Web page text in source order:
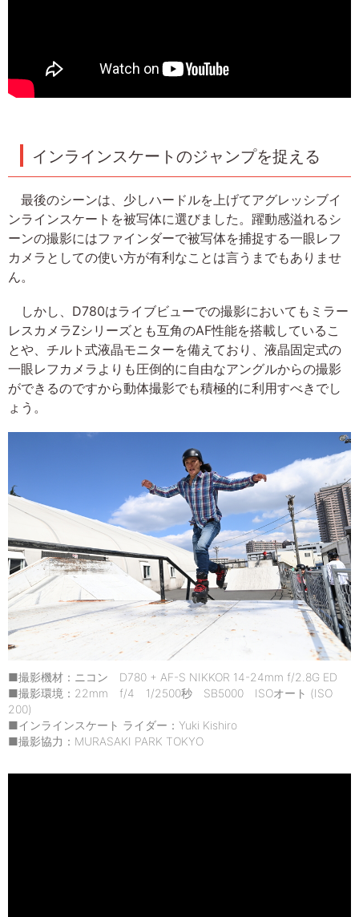
インラインスケートのジャンプを捉える
最後のシーンは、少しハードルを上げてアグレッシブイ
ンラインスケートを被写体に選びました。躍動感溢れるシ
ーンの撮影にはファインダーで被写体を捕捉する一眼レフ
カメラとしての使い方が有利なことは言うまでもありませ
ん。
しかし、D780はライブビューでの撮影においてもミラー
レスカメラZシリーズとも互角のAF性能を搭載しているこ
とや、チルト式液晶モニターを備えており、液晶固定式の
一眼レフカメラよりも圧倒的に自由なアングルからの撮影
ができるのですから動体撮影でも積極的に利用すべきでし
ょう。
■撮影機材：ニコン D780 + AF-S NIKKOR 14-24mm f/2.8G ED
■撮影環境：22mm f/4 1/2500秒 SB5000 ISOオート (ISO
200)
■インラインスケート ライダー：Yuki Kishiro
■撮影協力：MURASAKI PARK TOKYO